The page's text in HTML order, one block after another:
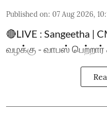
Published on: 07 Aug 2026,
🔴LIVE : Sangeetha |
வழக்கு - வாபஸ்